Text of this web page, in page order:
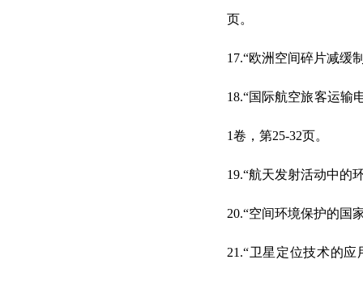
页。
17.“欧洲空间碎片减缓
18.“国际航空旅客运输
1卷，第25-32页。
19.“航天发射活动中的
20.“空间环境保护的国
21.“卫星定位技术的